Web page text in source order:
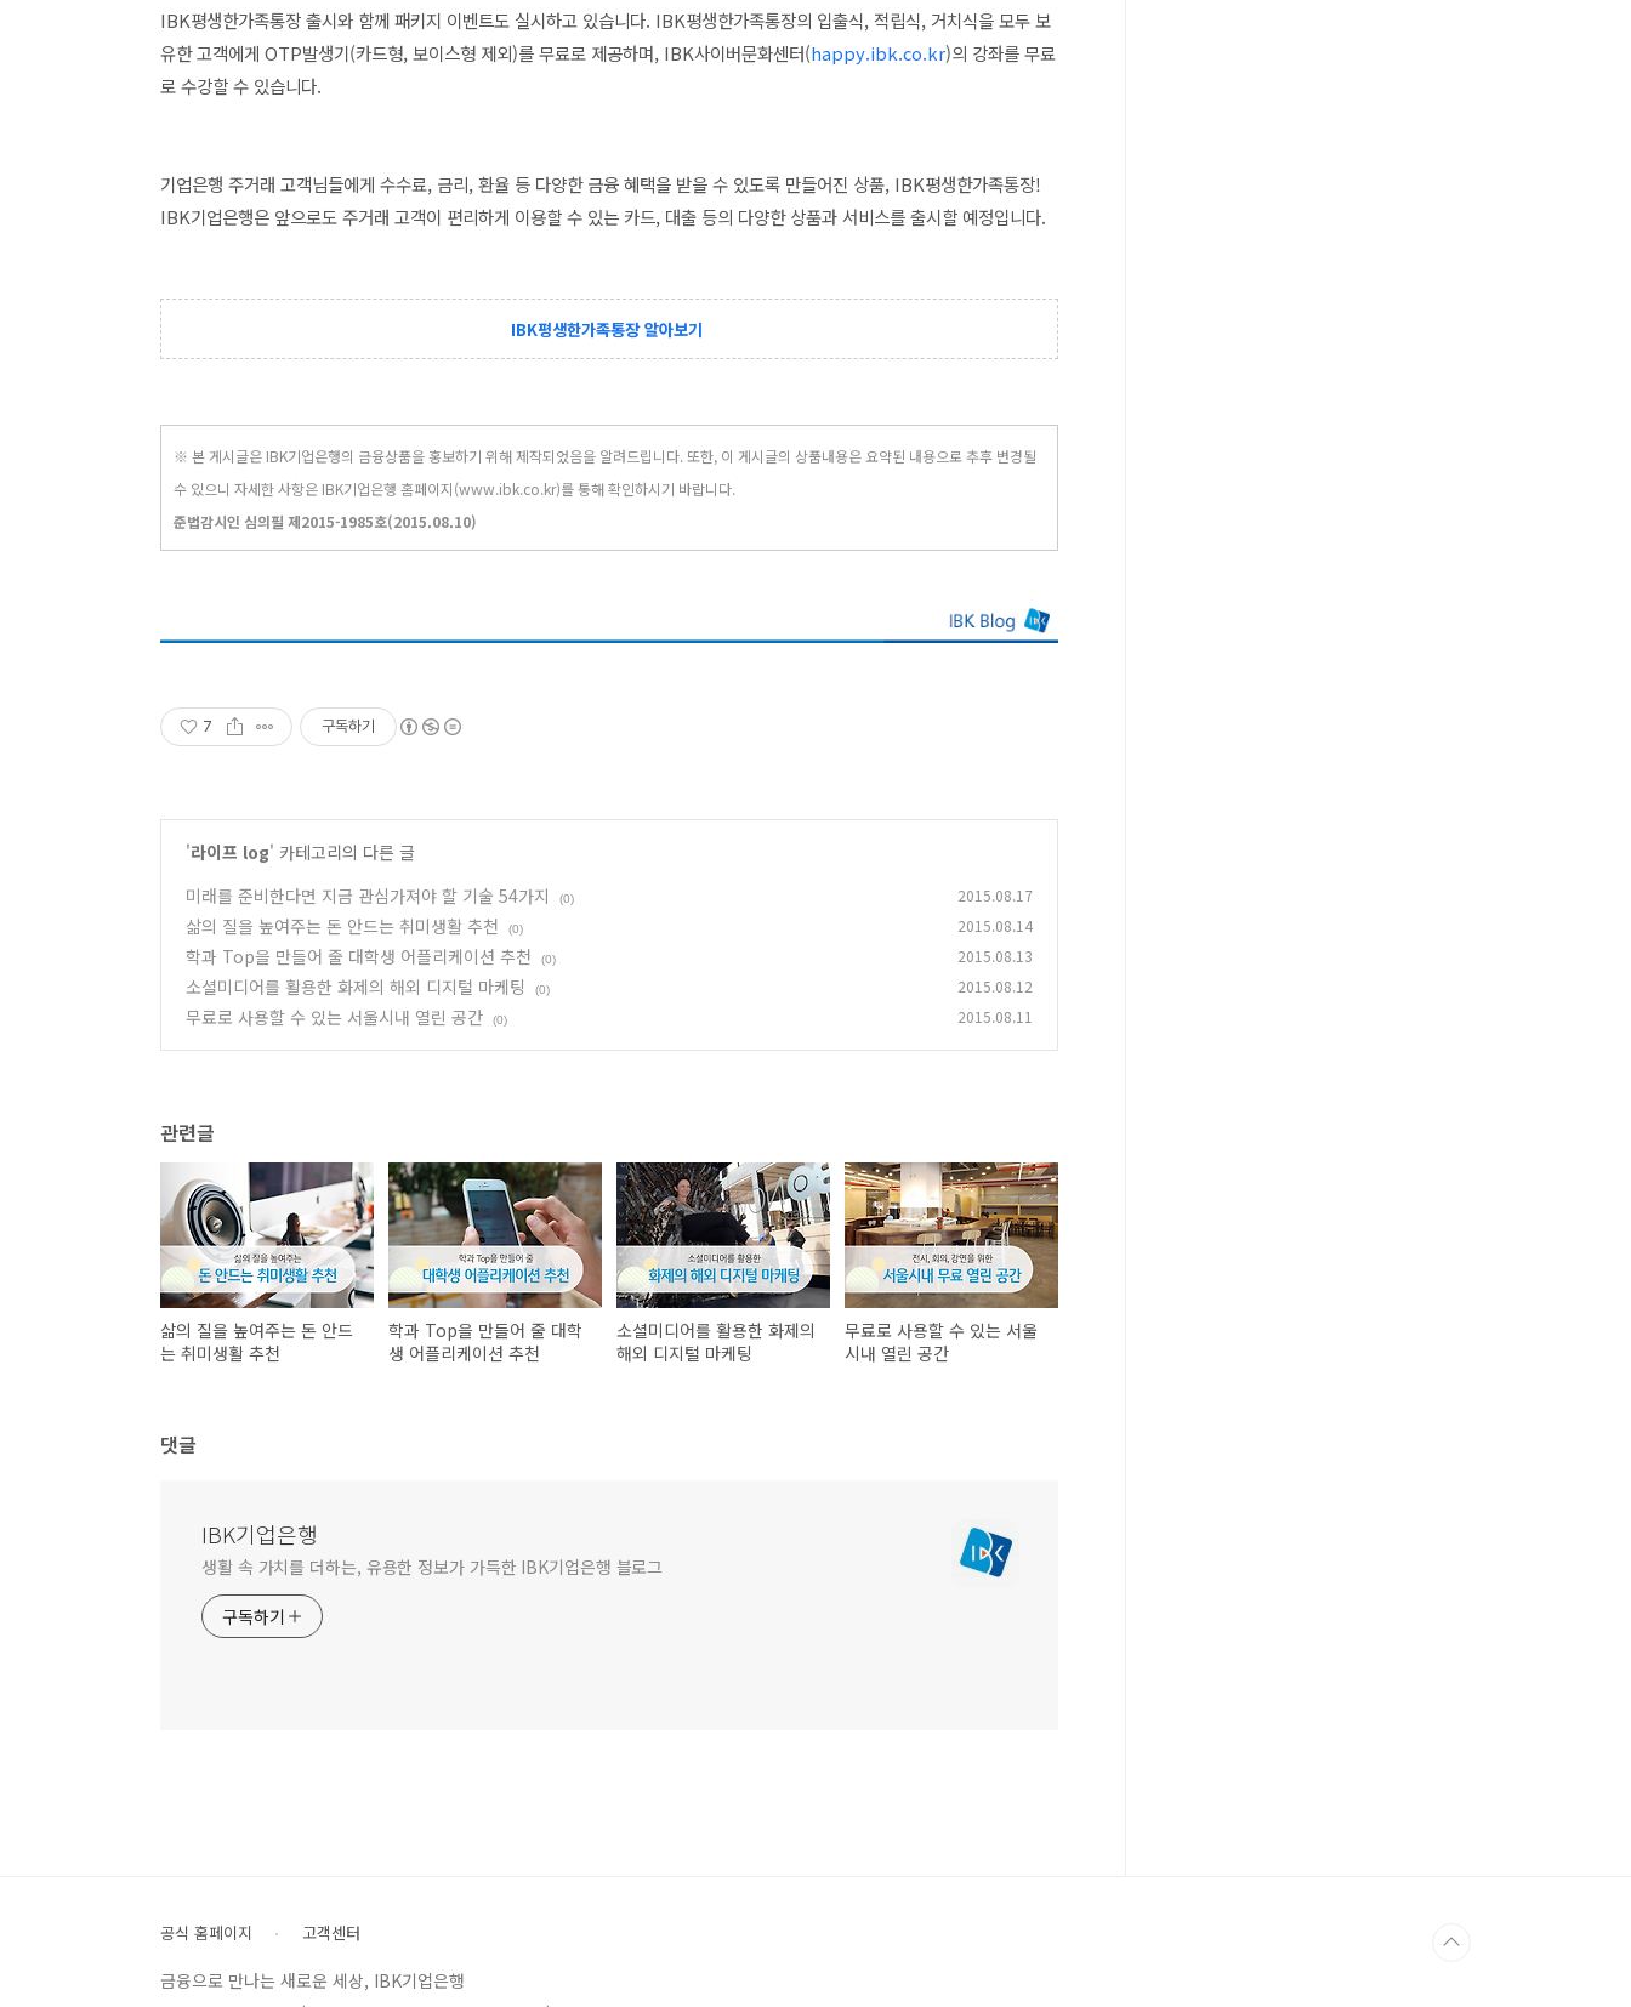
IBK평생한가족통장 출시와 함께 패키지 이벤트도 실시하고 있습니다. IBK평생한가족통장의 입출식, 적립식, 거치식을 모두 보
유한 고객에게 OTP발생기(카드형, 보이스형 제외)를 무료로 제공하며, IBK사이버문화센터(happy.ibk.co.kr)의 강좌를 무료
로 수강할 수 있습니다.
기업은행 주거래 고객님들에게 수수료, 금리, 환율 등 다양한 금융 혜택을 받을 수 있도록 만들어진 상품, IBK평생한가족통장!
IBK기업은행은 앞으로도 주거래 고객이 편리하게 이용할 수 있는 카드, 대출 등의 다양한 상품과 서비스를 출시할 예정입니다.
IBK평생한가족통장 알아보기
※ 본 게시글은 IBK기업은행의 금융상품을 홍보하기 위해 제작되었음을 알려드립니다. 또한, 이 게시글의 상품내용은 요약된 내용으로 추후 변경될
수 있으니 자세한 사항은 IBK기업은행 홈페이지(www.ibk.co.kr)를 통해 확인하시기 바랍니다.
준법감시인 심의필 제2015-1985호(2015.08.10)
7 구독하기
'라이프 log' 카테고리의 다른 글
미래를 준비한다면 지금 관심가져야 할 기술 54가지
(0) 2015.08.17
삶의 질을 높여주는 돈 안드는 취미생활 추천 (0) 2015.08.14
학과 Top을 만들어 줄 대학생 어플리케이션 추천 (0) 2015.08.13
소셜미디어를 활용한 화제의 해외 디지털 마케팅 (0) 2015.08.12
무료로 사용할 수 있는 서울시내 열린 공간 (0) 2015.08.11
관련글
삶의 질을 높여주는 돈 안드
는 취미생활 추천
학과 Top을 만들어 줄 대학
생 어플리케이션 추천
소셜미디어를 활용한 화제의
해외 디지털 마케팅
무료로 사용할 수 있는 서울
시내 열린 공간
댓글
IBK기업은행
생활 속 가치를 더하는, 유용한 정보가 가득한 IBK기업은행 블로그
구독하기
공식 홈페이지 고객센터
금융으로 만나는 새로운 세상, IBK기업은행